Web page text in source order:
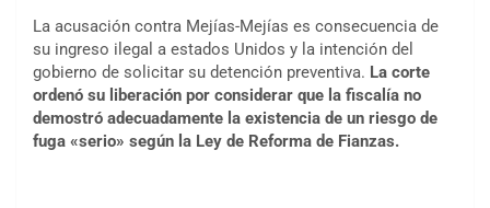
La acusación contra Mejías-Mejías es consecuencia de
su ingreso ilegal a estados Unidos y la intención del
gobierno de solicitar su detención preventiva. La corte
ordenó su liberación por considerar que la fiscalía no
demostró adecuadamente la existencia de un riesgo de
fuga «serio» según la Ley de Reforma de Fianzas.